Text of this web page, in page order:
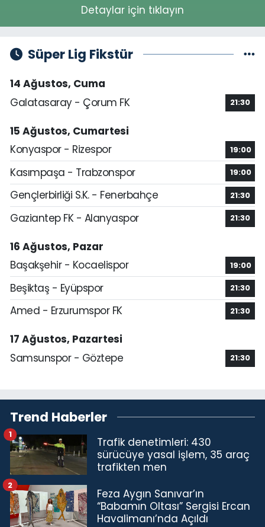
Detaylar için tıklayın
Süper Lig Fikstür
14 Ağustos, Cuma
Galatasaray - Çorum FK
21:30
15 Ağustos, Cumartesi
Konyaspor - Rizespor
19:00
Kasımpaşa - Trabzonspor 19:00
Gençlerbirliği S.K. - Fenerbahçe 21:30
Gaziantep FK - Alanyaspor 21:30
16 Ağustos, Pazar
Başakşehir - Kocaelispor
19:00
Beşiktaş - Eyüpspor 21:30
Amed - Erzurumspor FK 21:30
17 Ağustos, Pazartesi
Samsunspor - Göztepe
21:30
Trend Haberler
Trafik denetimleri: 430
sürücüye yasal işlem, 35 araç
trafikten men
1
Feza Aygın Sanıvar’ın
“Babamın Oltası” Sergisi Ercan
Havalimanı’nda Açıldı
2